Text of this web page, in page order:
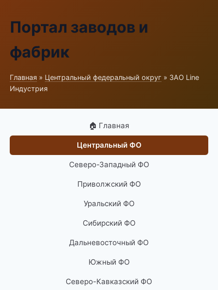
Портал заводов и
фабрик
Главная » Центральный федеральный округ » ЗАО Line
Индустрия
🏠 Главная
Центральный ФО
Северо-Западный ФО
Приволжский ФО
Уральский ФО
Сибирский ФО
Дальневосточный ФО
Южный ФО
Северо-Кавказский ФО